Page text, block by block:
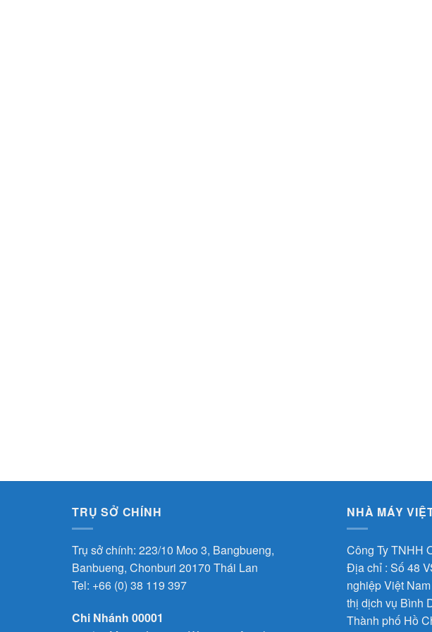
TRỤ SỞ CHÍNH
Trụ sở chính: 223/10 Moo 3, Bangbueng,
Banbueng, Chonburi 20170 Thái Lan
Tel: +66 (0) 38 119 397
Chi Nhánh 00001
NHÀ MÁY
Công Ty TNHH
Địa chỉ : Số 48
nghiệp Việt
thị dịch vụ Bình
Thành phố Hồ